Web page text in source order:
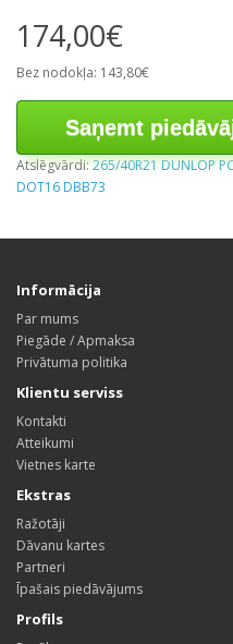
174,00€
Bez nodokļa: 143,80€
Saņemt
Atslēgvārdi:265/40R21 DUNLOP
DOT16 DBB73
Informācija
Par mums
Piegāde / Apmaksa
Privātuma politika
Klientu serviss
Kontakti
Atteikumi
Vietnes karte
Ekstras
Ražotāji
Dāvanu kartes
Partneri
Īpašais piedāvājums
Profils